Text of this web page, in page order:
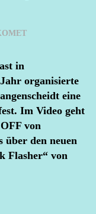
in
organisierte
eine
Im Video geht
von
über den neuen
Flasher“ von